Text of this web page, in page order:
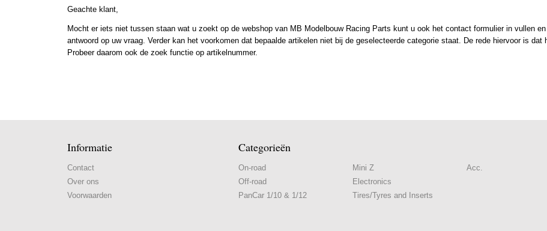
Geachte klant,
Mocht er iets niet tussen staan wat u zoekt op de webshop van MB Modelbouw Racing Parts kunt u ook het contact formulier in vullen
antwoord op uw vraag. Verder kan het voorkomen dat bepaalde artikelen niet bij de geselecteerde categorie staat. De rede hiervoor is
Probeer daarom ook de zoek functie op artikelnummer.
Informatie
Contact
Over ons
Voorwaarden
Categorieën
On-road
Off-road
PanCar 1/10 & 1/12
Mini Z
Electronics
Tires/Tyres and Inserts
Acc.